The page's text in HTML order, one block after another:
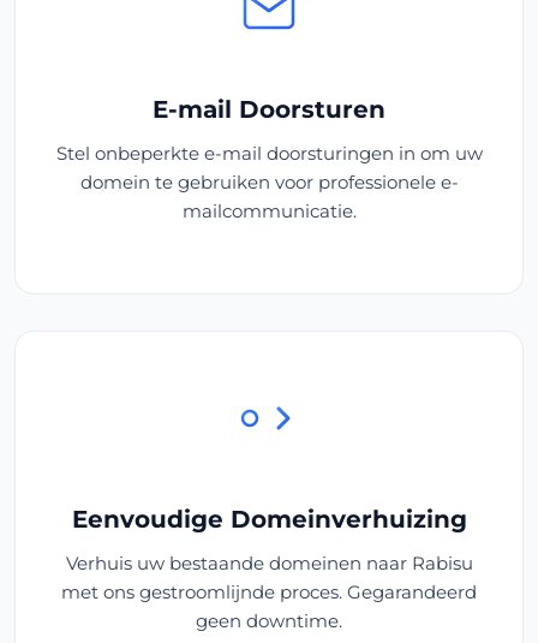
E-mail Doorsturen
Stel onbeperkte e-mail doorsturingen in om uw
domein te gebruiken voor professionele e-
mailcommunicatie.
Eenvoudige Domeinverhuizing
Verhuis uw bestaande domeinen naar Rabisu
met ons gestroomlijnde proces. Gegarandeerd
geen downtime.